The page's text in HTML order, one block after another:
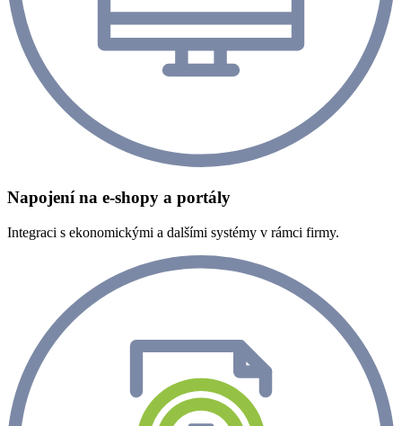
Napojení na e-shopy a portály
Integraci s ekonomickými a dalšími systémy v rámci firmy.